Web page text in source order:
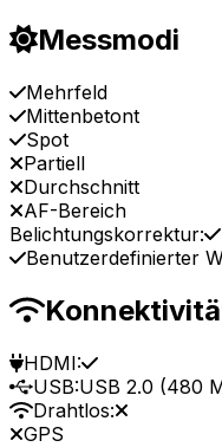
Messmodi
Mehrfeld
Mittenbetont
Spot
Partiell
Durchschnitt
AF-Bereich
Belichtungskorrektur:
Benutzerdefinierter
HDMI:
USB:USB 2.0 (480
Drahtlos:
GPS